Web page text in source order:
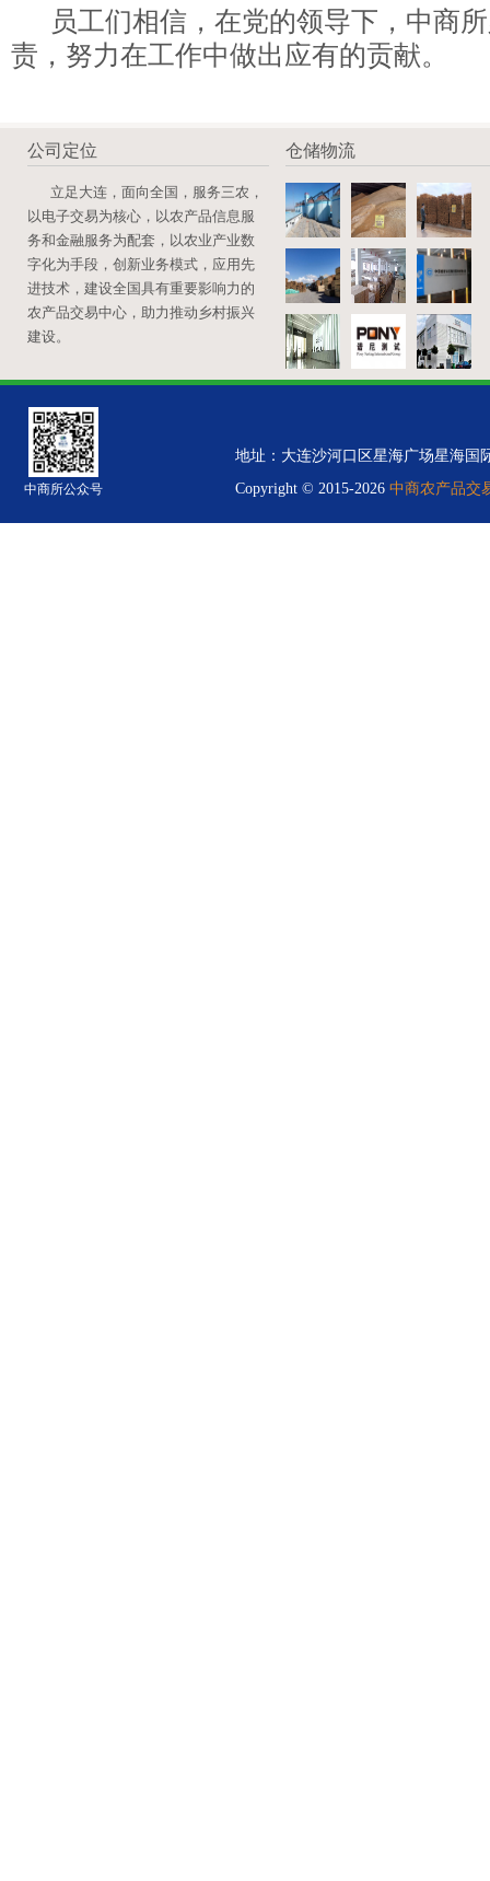
员工们相信，在党的领导下，中商
责，努力在工作中做出应有的贡献。
公司定位
立足大连，面向全国，服务三农，
以电子交易为核心，以农产品信息服
务和金融服务为配套，以农业产业数
字化为手段，创新业务模式，应用先
进技术，建设全国具有重要影响力的
农产品交易中心，助力推动乡村振兴
建设。
仓储物流
中商所公众号
地址：大连沙河口区星海广场星海国
Copyright © 2015-2026 中商农产品交